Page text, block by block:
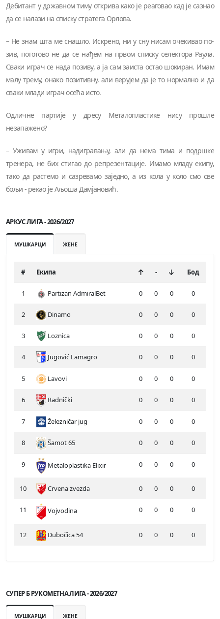
Дебитант у државном тиму открива како је реаговао кад је сазнао
да се налази на списку стратега Орлова.
– Не знам шта ме сна­шло. Искре­но, ни у сну ни­сам оче­ки­вао по­
зив, по­го­то­во не да се нађем на пр­вом списку се­лек­то­ра Ра­у­ла.
Сва­ки играч се на­да по­зи­ву, а ја сам за­и­ста остао шо­ки­ран. Имам
малу трему, она­ко по­зи­тив­ну, али верујем да је то нор­мал­но и да
сва­ки мла­ди играч осе­ћа исто.
Одличне партије у дресу Металопластике нису прошле
незапажено?
– Уживам у игри, надигравању, али да нема тима и подршке
тренера, не бих стигао до репрезентације. Имамо младу екипу,
тако да растемо и сазревамо заједно, а из кола у коло смо све
бољи - рекао је Аљоша Дамјановић.
АРКУС ЛИГА - 2026/2027
МУШКАРЦИ ЖЕНЕ
# Екипа - Бод
1 Partizan AdmiralBet 0 0 0 0
2 Dinamo 0 0 0 0
3 Loznica 0 0 0 0
4 Jugović Lamagro 0 0 0 0
5 Lavovi 0 0 0 0
6 Radnički 0 0 0 0
7 Železničar jug 0 0 0 0
8 Šamot 65 0 0 0 0
9 Metaloplastika Elixir 0 0 0 0
10 Crvena zvezda 0 0 0 0
11 Vojvodina 0 0 0 0
12 Dubočica 54 0 0 0 0
СУПЕР Б РУКОМЕТНА ЛИГА - 2026/2027
МУШКАРЦИ ЖЕНЕ